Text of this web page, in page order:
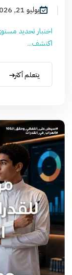
يوليو 21, 2026
اختبار تحديد
اكتشف...
يتعلم أكثر